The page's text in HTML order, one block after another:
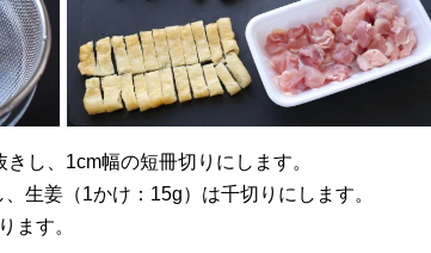
きし、1cm幅の短冊切りにします。
生姜（1かけ：15g）は千切りにします。
ます。